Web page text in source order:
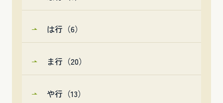
は行（6）
ま行（20）
や行（13）